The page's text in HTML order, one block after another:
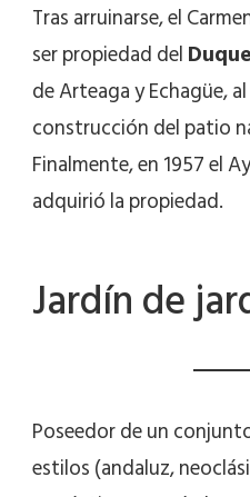
Tras arruinarse, el
ser propiedad del
de Arteaga y Echagüe,
construcción del patio
Finalmente, en 1957 el
adquirió la propiedad.
Jardín de
Poseedor de un
estilos (andaluz,